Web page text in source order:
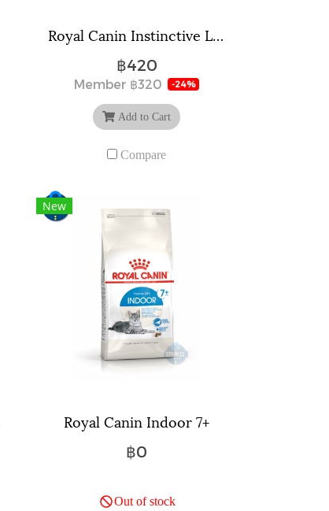
Royal Canin Instinctive Loaf ขนาด 85 กรัม จำนวน 12 ซอง.
฿420
Member ฿320 -24%
Add to Cart
Compare
New
Royal Canin Indoor 7+
฿0
Out of stock